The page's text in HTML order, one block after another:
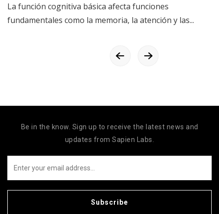
La función cognitiva básica afecta funciones
fundamentales como la memoria, la atención y las...
Be in the know. Sign up to receive the latest news and
updates from Sapien Labs.
Subscribe